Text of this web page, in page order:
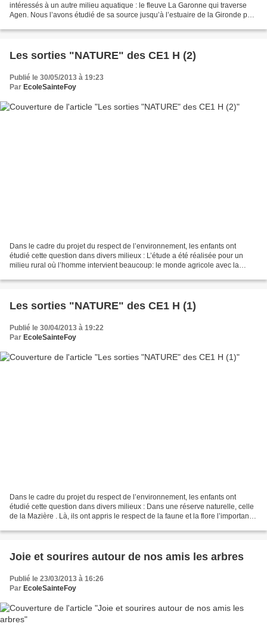
intéressés à un autre milieu aquatique : le fleuve La Garonne qui traverse
Agen. Nous l’avons étudié de sa source jusqu’à l’estuaire de la Gironde puis
Les sorties "NATURE" des CE1 H (2)
Publié le 30/05/2013 à 19:23
Par EcoleSainteFoy
Dans le cadre du projet du respect de l’environnement, les enfants ont
étudié cette question dans divers milieux : L’étude a été réalisée pour un
milieu rural où l’homme intervient beaucoup: le monde agricole avec la
Les sorties "NATURE" des CE1 H (1)
Publié le 30/04/2013 à 19:22
Par EcoleSainteFoy
Dans le cadre du projet du respect de l’environnement, les enfants ont
étudié cette question dans divers milieux : Dans une réserve naturelle, celle
de la Mazière . Là, ils ont appris le respect de la faune et la flore l’importance
Joie et sourires autour de nos amis les arbres
Publié le 23/03/2013 à 16:26
Par EcoleSainteFoy